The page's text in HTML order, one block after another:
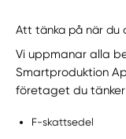
Att tänka på när du
Vi uppmanar alla
Smartproduktion
företaget du
F-skattsedel